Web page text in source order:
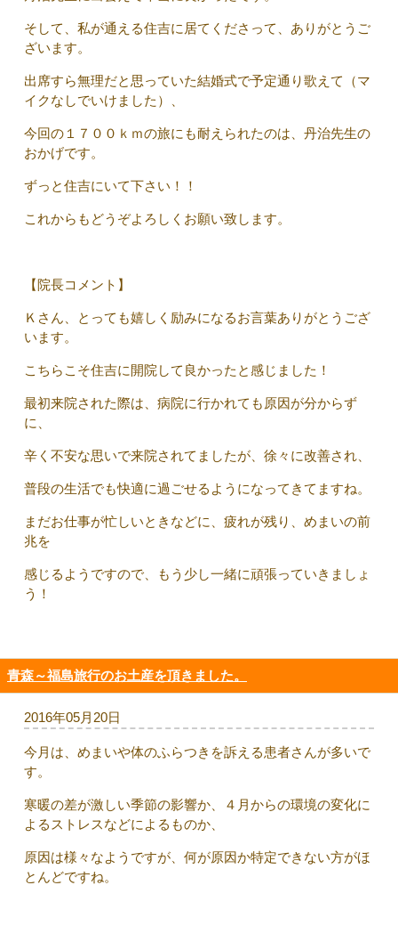
そして、私が通える住吉に居てくださって、ありがとうご
ざいます。
出席すら無理だと思っていた結婚式で予定通り歌えて（マ
イクなしでいけました）、
今回の１７００ｋｍの旅にも耐えられたのは、丹治先生の
おかげです。
ずっと住吉にいて下さい！！
これからもどうぞよろしくお願い致します。
【院長コメント】
Ｋさん、とっても嬉しく励みになるお言葉ありがとうござ
います。
こちらこそ住吉に開院して良かったと感じました！
最初来院された際は、病院に行かれても原因が分からず
に、
辛く不安な思いで来院されてましたが、徐々に改善され、
普段の生活でも快適に過ごせるようになってきてますね。
まだお仕事が忙しいときなどに、疲れが残り、めまいの前
兆を
感じるようですので、もう少し一緒に頑張っていきましょ
う！
青森～福島旅行のお土産を頂きました。
2016年05月20日
今月は、めまいや体のふらつきを訴える患者さんが多いで
す。
寒暖の差が激しい季節の影響か、４月からの環境の変化に
よるストレスなどによるものか、
原因は様々なようですが、何が原因か特定できない方がほ
とんどですね。